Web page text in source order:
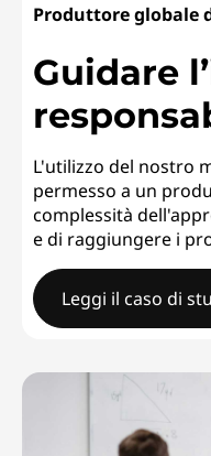
Produttore globale
Guidare
L'utilizzo del nostro
permesso a un
complessità
e di raggiungere i
Leggi il caso di